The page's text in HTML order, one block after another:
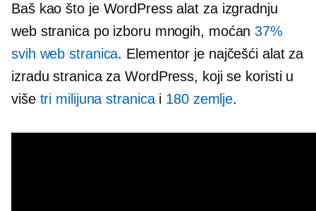
Baš kao što je WordPress alat za izgradnju
web stranica po izboru mnogih, moćan37%
svih web stranica. Elementor je najčešći alat za
izradu stranica za WordPress, koji se koristi u
više tri milijuna stranicai 180 zemlje.